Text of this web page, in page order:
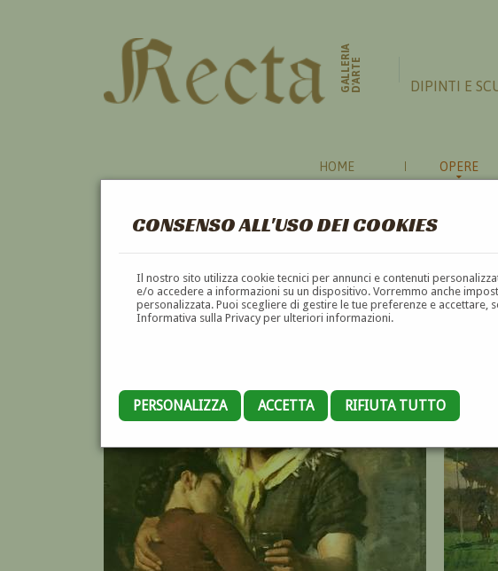
CONSENSO ALL'USO DEI COOKIES
Il nostro sito utilizza cookie tecnici per annunci e contenuti
e/o accedere a informazioni su un dispositivo. Vorremmo anche
personalizzata. Puoi scegliere di gestire le tue preferenze e
Informativa sulla Privacy per ulteriori informazioni.
PERSONALIZZA ACCETTA RIFIUTA TUTTO
GALLERIAD'ARTE DIPINTI E
HOME OPERE
OPERE
A B C D E F G H I J